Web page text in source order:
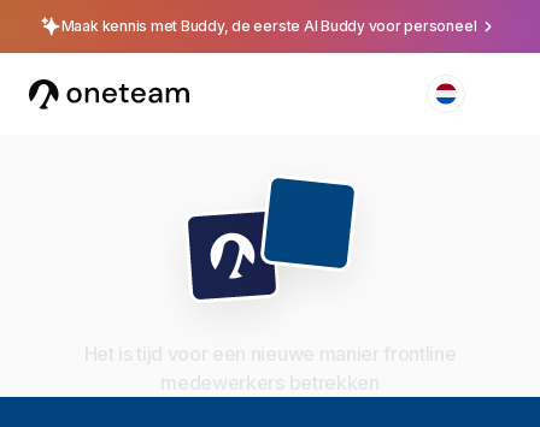
Maak kennis met Buddy, de eerste AI Buddy voor personeel